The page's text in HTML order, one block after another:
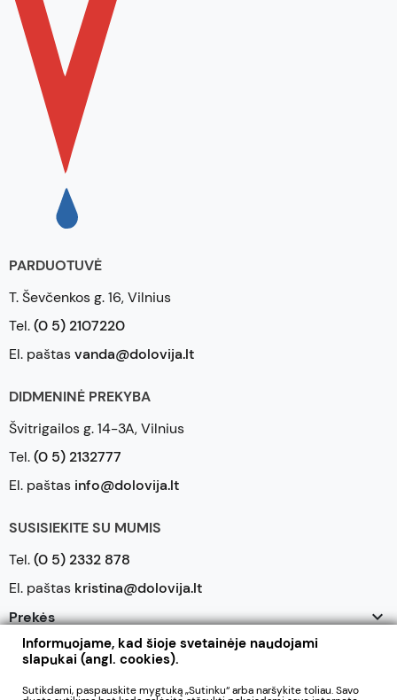
PARDUOTUVĖ
T. Ševčenkos g. 16, Vilnius
Tel.(0 5) 2107220
El. paštasvanda@dolovija.lt
DIDMENINĖ PREKYBA
Švitrigailos g. 14-3A, Vilnius
Tel.(0 5) 2132777
El. paštas info@dolovija.lt
SUSISIEKITE SU MUMIS
Tel.(0 5) 2332 878
El. paštas kristina@dolovija.lt
Prekės

Mūsų įmonė
Jūsų paskyra
Informuojame, kad šioje svetainėje naudojami
slapukai (angl. cookies).
Sutikdami, paspauskite mygtuką „Sutinku“ arba naršykite toliau. Savo